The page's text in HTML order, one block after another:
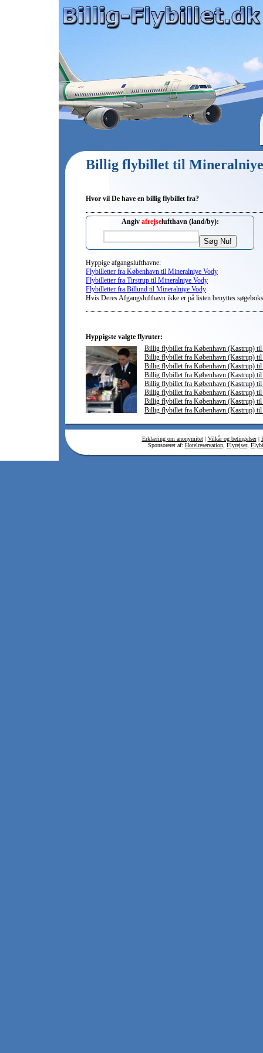
Billig flybillet til
Hvor vil De have en billig flybillet fra?
Angiv afrejselufthavn (land/by):
Hyppige afgangslufthavne:
Flybilletter fra København til Mineralniye Vody
Flybilletter fra Tirstrup til Mineralniye Vody
Flybilletter fra Billund til Mineralniye Vody
Hvis Deres Afgangslufthavn ikke er på listen benyttes
Hyppigste valgte flyruter:
Billig flybillet fra København (Kastrup) til
Billig flybillet fra København (Kastrup) til
Billig flybillet fra København (Kastrup) til
Billig flybillet fra København (Kastrup) til
Billig flybillet fra København (Kastrup) til
Billig flybillet fra København (Kastrup) til
Billig flybillet fra København (Kastrup) til
Billig flybillet fra København (Kastrup) til
Erklæring om anonymitet| Vilkår og betingelser|
Sponsoreret af: Hotelreservation, Flyrejser,